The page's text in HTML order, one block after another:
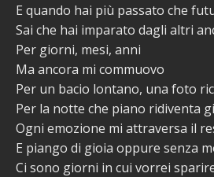
E quando hai più passato che
Sai che hai imparato dagli altri
Per giorni, mesi, anni
Ma ancora mi commuovo
Per un bacio lontano, una foto
Per la notte che piano ridiventa
Ogni emozione mi attraversa il
E piango di gioia oppure senza
Ci sono giorni in cui vorrei